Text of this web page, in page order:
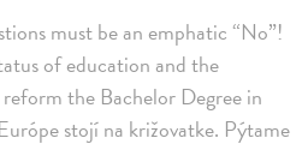
must be an emphatic “No”!
of education and the
the Bachelor Degree in
stojí na križovatke. Pýtame